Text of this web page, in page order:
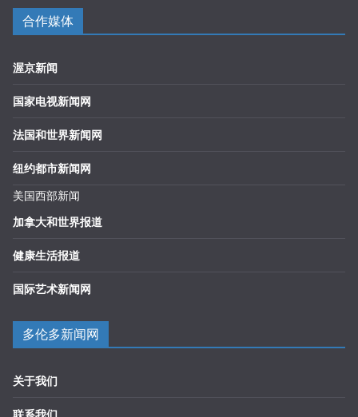
合作媒体
渥京新闻
国家电视新闻网
法国和世界新闻网
纽约都市新闻网
美国西部新闻
加拿大和世界报道
健康生活报道
国际艺术新闻网
多伦多新闻网
关于我们